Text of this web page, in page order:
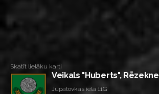
Skatīt lielāku karti
Veikals "Huberts", Rēzekne
Jupatovkas iela 11G